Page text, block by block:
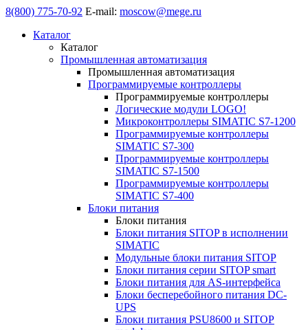
8(800) 775-70-92 E-mail: moscow@mege.ru
Каталог
Каталог
Промышленная автоматизация
Промышленная автоматизация
Программируемые контроллеры
Программируемые контроллеры
Логические модули LOGO!
Микроконтроллеры SIMATIC S7-1200
Программируемые контроллеры
SIMATIC S7-300
Программируемые контроллеры
SIMATIC S7-1500
Программируемые контроллеры
SIMATIC S7-400
Блоки питания
Блоки питания
Блоки питания SITOP в исполнении
SIMATIC
Модульные блоки питания SITOP
Блоки питания серии SITOP smart
Блоки питания для AS-интерфейса
Блоки бесперебойного питания DC-
UPS
Блоки питания PSU8600 и SITOP